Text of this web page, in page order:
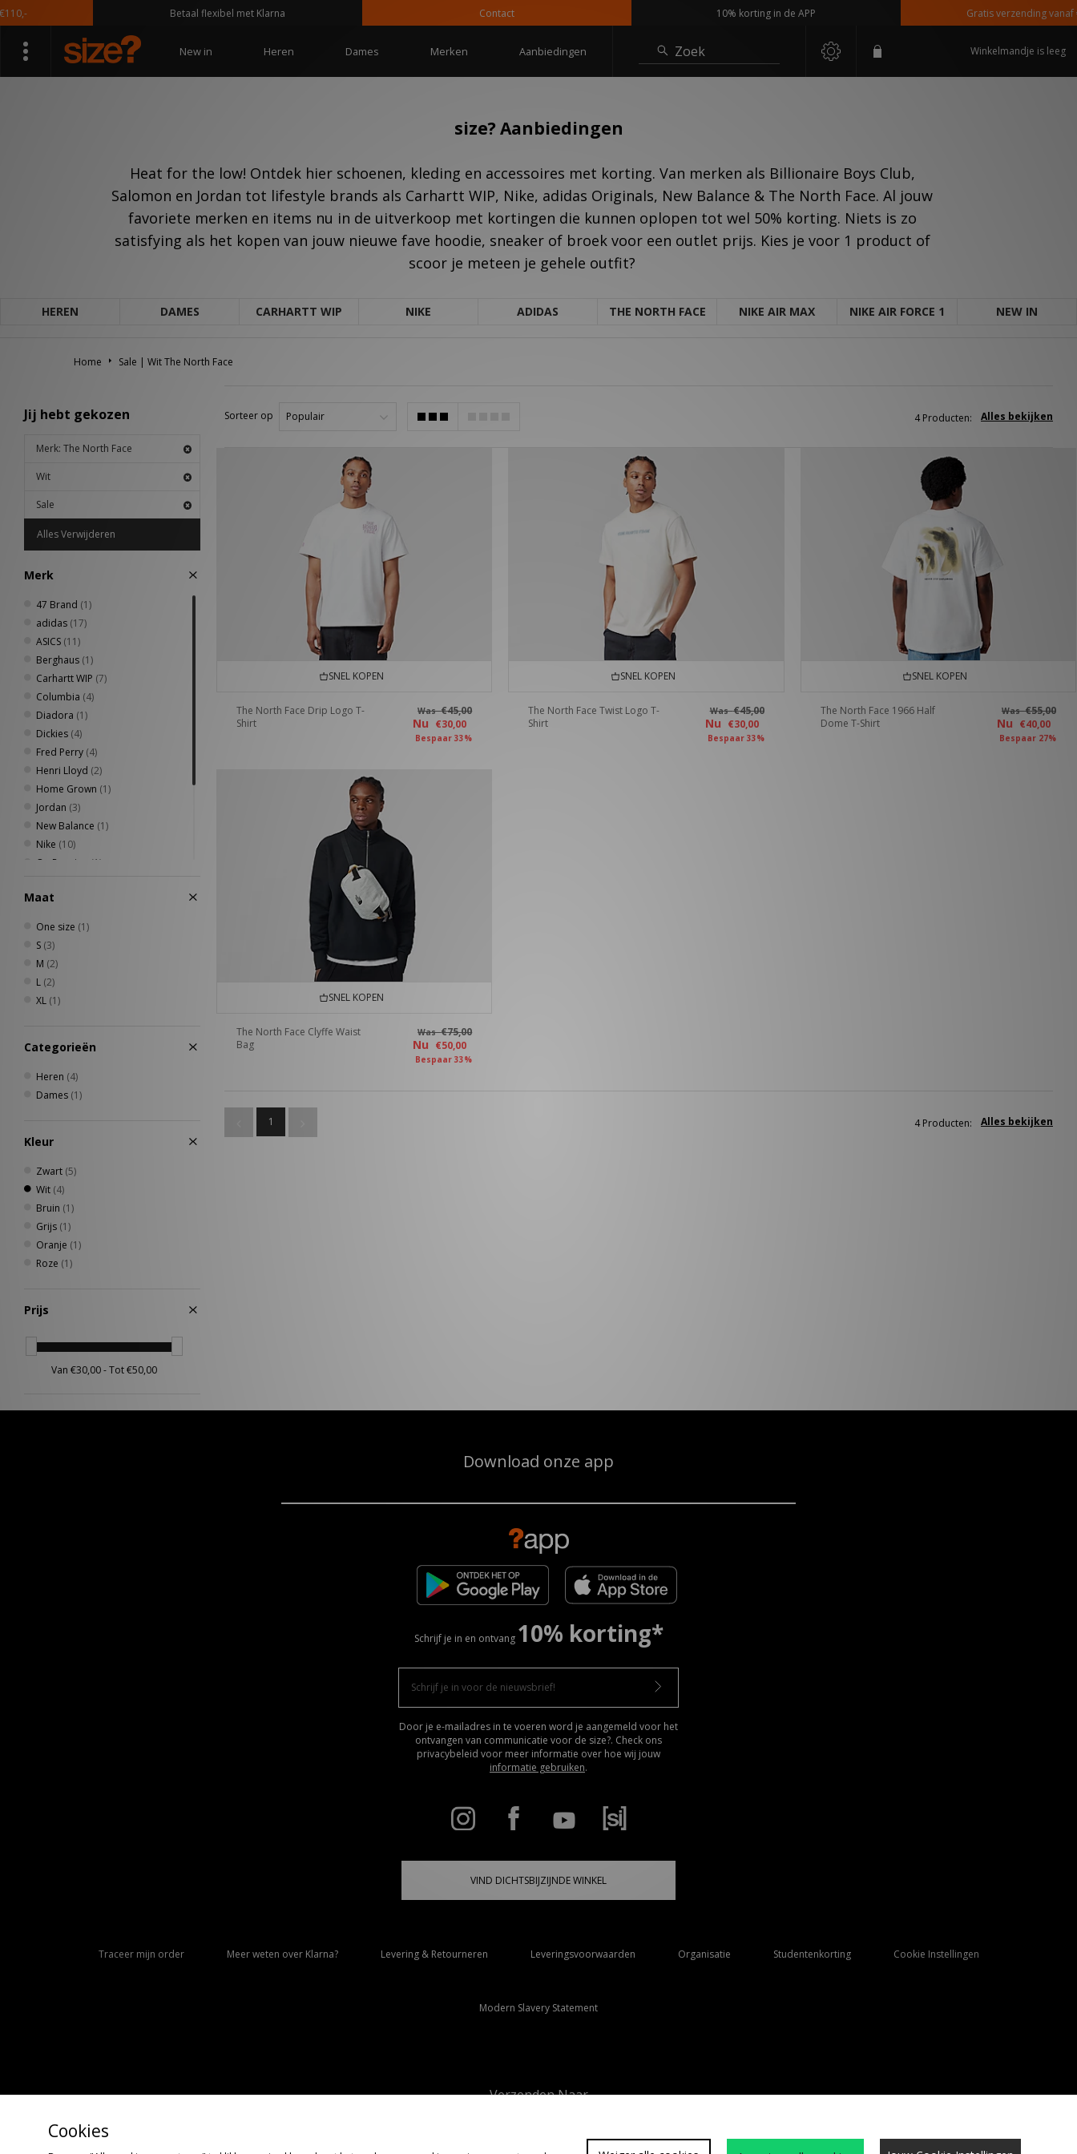
Betaal flexibel met Klarna Contact 10% korting in de APP Gratis verzending vanaf
New in Heren Dames Merken Aanbiedingen Zoek Winkelmandje is leeg
size? Aanbiedingen
Heat for the low! Ontdek hier schoenen, kleding en accessoires met korting. Van merken als Billionaire Boys Club,
Salomon en Jordan tot lifestyle brands als Carhartt WIP, Nike, adidas Originals, New Balance & The North Face. Al jouw
favoriete merken en items nu in de uitverkoop met kortingen die kunnen oplopen tot wel 50% korting. Niets is zo
satisfying als het kopen van jouw nieuwe fave hoodie, sneaker of broek voor een outlet prijs. Kies je voor 1 product of
scoor je meteen je gehele outfit?
HEREN DAMES CARHARTT WIP NIKE ADIDAS THE NORTH FACE NIKE AIR MAX NIKE AIR FORCE 1 NEW IN
Home Sale | Wit The North Face
Jij hebt gekozen
Merk: The North Face
Wit
Sale
Alles Verwijderen
Merk
47 Brand (1)
adidas (17)
ASICS (11)
Berghaus (1)
Carhartt WIP (7)
Columbia (4)
Diadora (1)
Dickies (4)
Fred Perry (4)
Henri Lloyd (2)
Home Grown (1)
Jordan (3)
New Balance (1)
Nike (10)
On Running
(1)
Reebok
(2)
Vans
Maat
One size (1)
S (3)
M (2)
L (2)
XL (1)
Categorieën
Heren (4)
Dames (1)
Kleur
Zwart (5)
Wit (4)
Bruin (1)
Grijs (1)
Oranje (1)
Roze (1)
Prijs
Sorteer op Alles bekijken
4 Producten:
SNEL KOPEN
The North Face Drip Logo T-
Shirt
Was€45,00
Nu €30,00
Bespaar 33%
SNEL KOPEN
The North Face Twist Logo T-
Shirt
Was€45,00
Nu €30,00
Bespaar 33%
SNEL KOPEN
The North Face 1966 Half
Dome T-Shirt
Was€55,00
Nu €40,00
Bespaar 27%
SNEL KOPEN
The North Face Clyffe Waist
Bag
Was€75,00
Nu €50,00
Bespaar 33%
1 Alles bekijken
4 Producten:
Download onze app
Schrijf je in en ontvang 10% korting*
Door je e-mailadres in te voeren word je aangemeld voor het
ontvangen van communicatie voor de size?. Check ons
privacybeleid voor meer informatie over hoe wij jouw
informatie gebruiken.
VIND DICHTSBIJZIJNDE WINKEL
Traceer mijn order Meer weten over Klarna? Levering & Retourneren Leveringsvoorwaarden Organisatie Studentenkorting Cookie Instellingen
Modern Slavery Statement
Verzenden Naar
Cookies